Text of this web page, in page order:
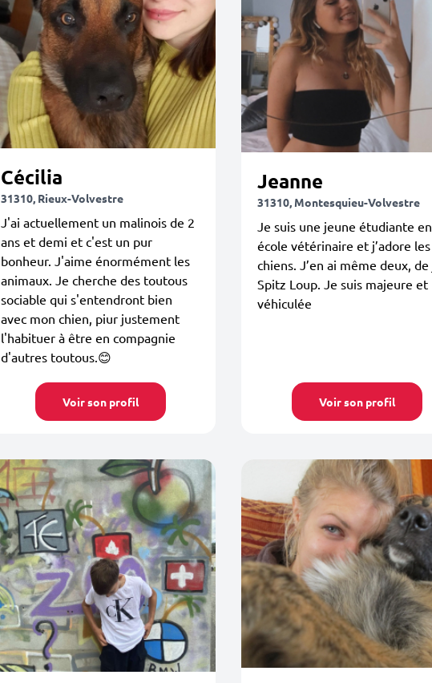
Cécilia
31310, Rieux-Volvestre
J'ai actuellement un malinois de 2
ans et demi et c'est un pur
bonheur. J'aime énormément les
animaux. Je cherche des toutous
sociable qui s'entendront bien
avec mon chien, piur justement
l'habituer à être en compagnie
d'autres toutous.😊
Voir son profil
Jeanne
31310, Montesquieu-Volvestre
Je suis une jeune étudiante en
école vétérinaire et j’adore les
chiens. J’en ai même deux,
Spitz Loup. Je suis majeure et
véhiculée
Voir son profil